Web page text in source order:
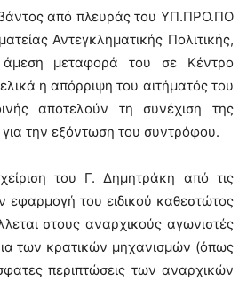
από πλευράς του ΥΠ.ΠΡΟ.ΠΟ
Αντεγκληματικής Πολιτικής,
μεταφορά του σε Κέντρο
η απόρριψη του αιτήματός του
αποτελούν τη συνέχιση της
την εξόντωση του συντρόφου.
του Γ. Δημητράκη από τις
του ειδικού καθεστώτος
στους αναρχικούς αγωνιστές
των κρατικών μηχανισμών (όπως
περιπτώσεις των αναρχικών